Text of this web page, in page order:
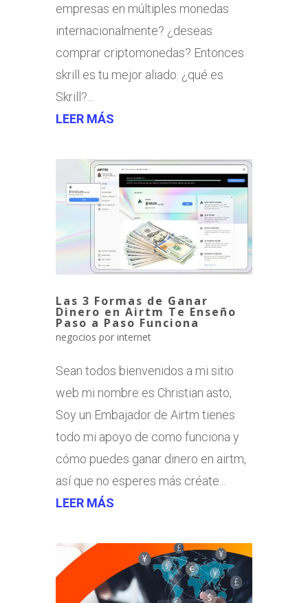
empresas en múltiples monedas
internacionalmente? ¿deseas
comprar criptomonedas? Entonces
skrill es tu mejor aliado. ¿qué es
Skrill?...
LEER MÁS
Las 3 Formas de Ganar
Dinero en Airtm Te Enseño
Paso a Paso Funciona
negocios por internet
Sean todos bienvenidos a mi sitio
web mi nombre es Christian asto,
Soy un Embajador de Airtm tienes
todo mi apoyo de como funciona y
cómo puedes ganar dinero en airtm,
así que no esperes más créate...
LEER MÁS